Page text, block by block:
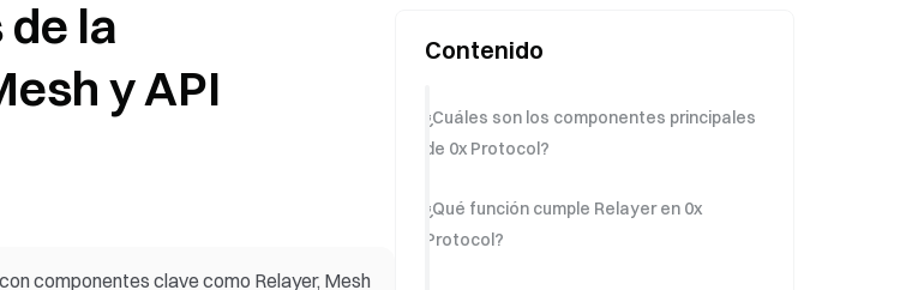
la
y API
componentes clave como Relayer, Mesh
Contenido
¿Cuáles son los componentes principales
de 0x Protocol?
¿Qué función cumple Relayer en 0x
Protocol?